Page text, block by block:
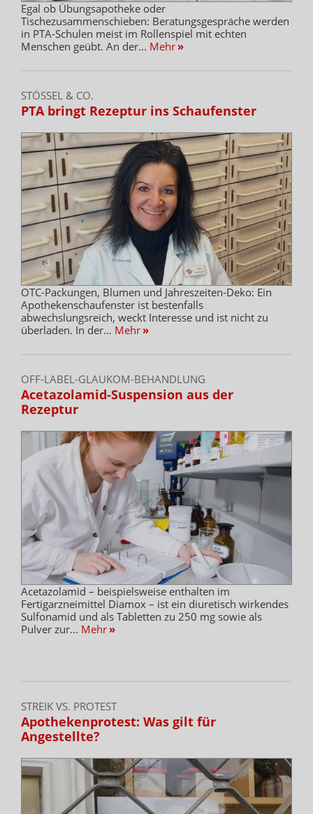
Egal ob Übungsapotheke oder
Tischezusammenschieben: Beratungsgespräche werden
in PTA-Schulen meist im Rollenspiel mit echten
Menschen geübt. An der... Mehr »
STÖSSEL & CO.
PTA bringt Rezeptur ins Schaufenster
OTC-Packungen, Blumen und Jahreszeiten-Deko: Ein
Apothekenschaufenster ist bestenfalls
abwechslungsreich, weckt Interesse und ist nicht zu
überladen. In der... Mehr »
OFF-LABEL-GLAUKOM-BEHANDLUNG
Acetazolamid-Suspension aus der
Rezeptur
Acetazolamid – beispielsweise enthalten im
Fertigarzneimittel Diamox – ist ein diuretisch wirkendes
Sulfonamid und als Tabletten zu 250 mg sowie als
Pulver zur... Mehr »
STREIK VS. PROTEST
Apothekenprotest: Was gilt für
Angestellte?